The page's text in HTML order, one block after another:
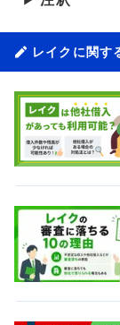
レイクに関す